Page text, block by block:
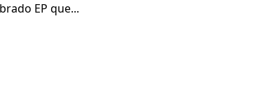
EP que...